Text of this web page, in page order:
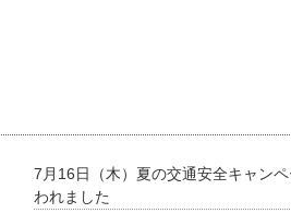
7月16日（木）夏の交通安全キャン
われました